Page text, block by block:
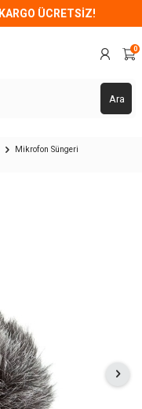
KARGO ÜCRETSİZ!
Ara
0
Mikrofon Süngeri